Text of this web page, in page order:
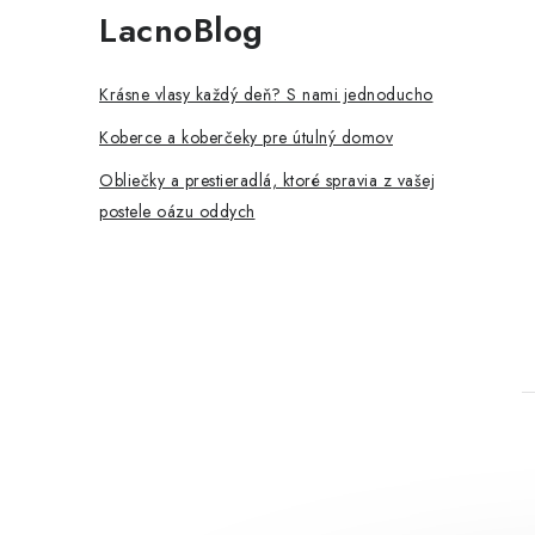
LacnoBlog
Krásne vlasy každý deň? S nami jednoducho
Koberce a koberčeky pre útulný domov
Obliečky a prestieradlá, ktoré spravia z vašej
postele oázu oddych